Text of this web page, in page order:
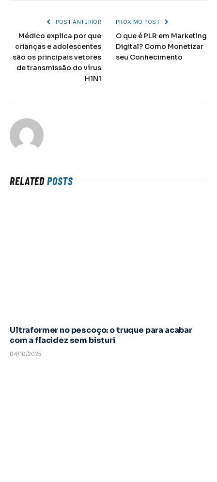
POST ANTERIOR
Médico explica por que
crianças e adolescentes
são os principais vetores
de transmissão do vírus
H1N1
PRÓXIMO POST
O que é PLR em Marketing
Digital? Como Monetizar
seu Conhecimento
RELATEDPOSTS
Ultraformer no pescoço: o truque para acabar
com a flacidez sem bisturi
04/10/2025